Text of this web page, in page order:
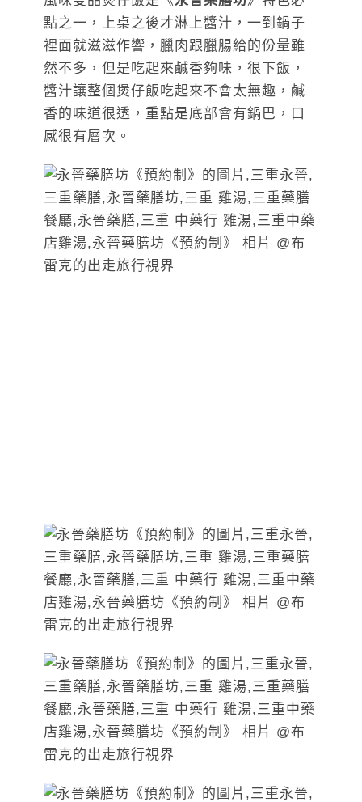
點之一，上桌之後才淋上醬汁，一到鍋子
裡面就滋滋作響，臘肉跟臘腸給的份量雖
然不多，但是吃起來鹹香夠味，很下飯，
醬汁讓整個煲仔飯吃起來不會太無趣，鹹
香的味道很透，重點是底部會有鍋巴，口
感很有層次。